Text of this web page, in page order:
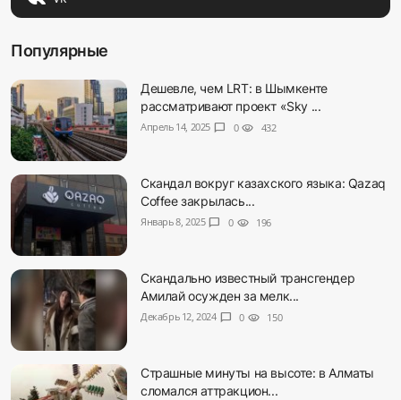
Популярные
Дешевле, чем LRT: в Шымкенте
рассматривают проект «Sky ...
Апрель 14, 2025 chat_bubble 0 visibility 432
Скандал вокруг казахского языка: Qazaq
Coffee закрылась...
Январь 8, 2025 chat_bubble 0 visibility 196
Скандально известный трансгендер
Амилай осужден за мелк...
Декабрь 12, 2024 chat_bubble 0 visibility 150
Страшные минуты на высоте: в Алматы
сломался аттракцион...